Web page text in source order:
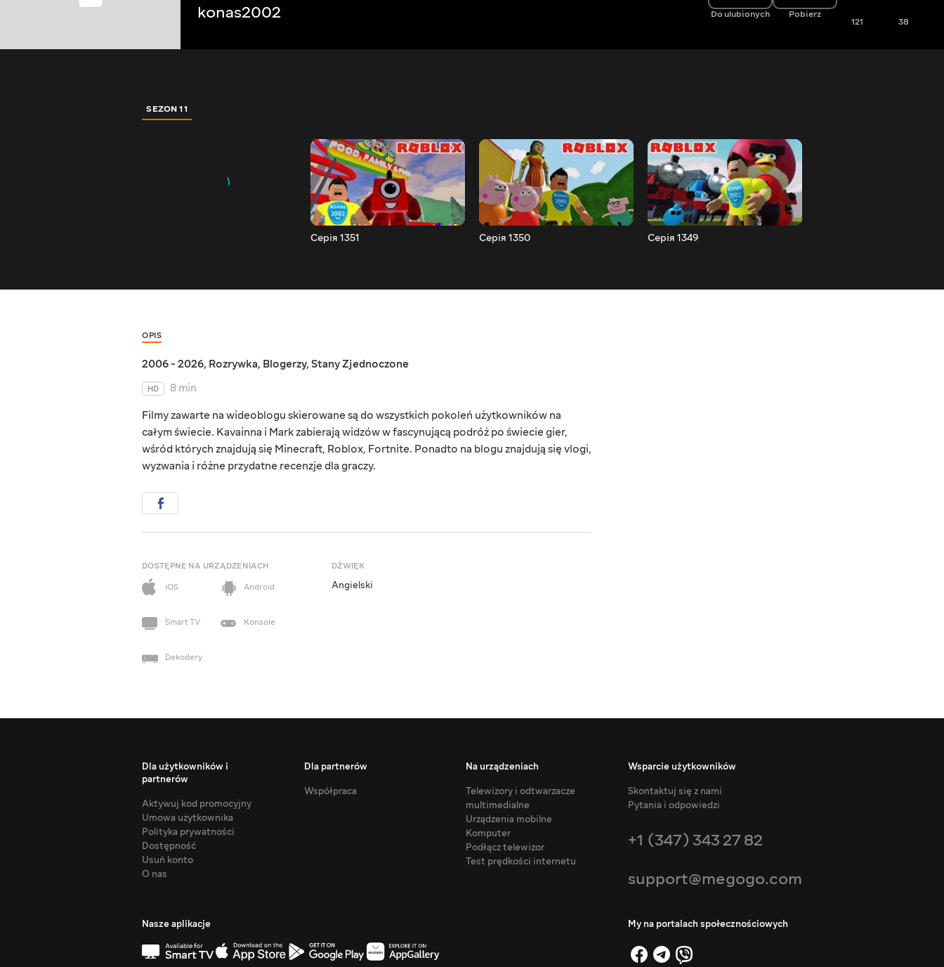
konas2002 Do ulubionych Pobierz
121 38
SEZON 11
Серія 1351 Серія 1350 Серія 1349
OPIS
2006 - 2026, Rozrywka, Blogerzy, Stany Zjednoczone
HD
8 min
Filmy zawarte na wideoblogu skierowane są do wszystkich pokoleń użytkowników na
całym świecie. Kavainna i Mark zabierają widzów w fascynującą podróż po świecie gier,
wśród których znajdują się Minecraft, Roblox, Fortnite. Ponadto na blogu znajdują się vlogi,
wyzwania i różne przydatne recenzje dla graczy.
DOSTĘPNE NA URZĄDZENIACH
iOS
Android
Smart TV Konsole
Dekodery
DŹWIĘK
Angielski
Dla użytkowników i
partnerów
Aktywuj kod promocyjny
Umowa użytkownika
Polityka prywatności
Dostępność
Usuń konto
O nas
Dla partnerów
Współpraca
Na urządzeniach
Telewizory i odtwarzacze
multimedialne
Urządzenia mobilne
Komputer
Podłącz telewizor
Test prędkości internetu
Wsparcie użytkowników
Skontaktuj się z nami
Pytania i odpowiedzi
+1 (347) 343 27 82
support@megogo.com
Nasze aplikacje My na portalach społecznościowych